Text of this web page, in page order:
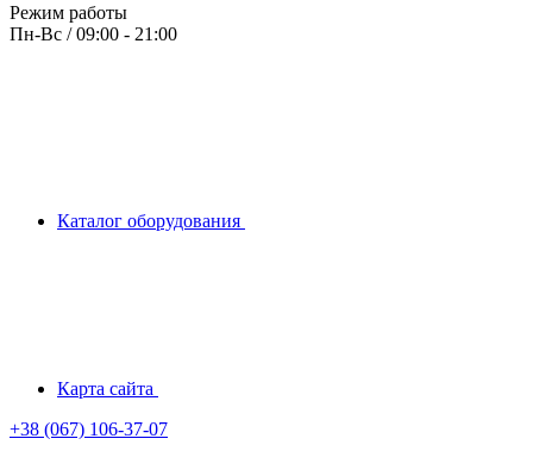
Режим работы
Пн-Вс / 09:00 - 21:00
Каталог оборудования
Карта сайта
+38 (067) 106-37-07